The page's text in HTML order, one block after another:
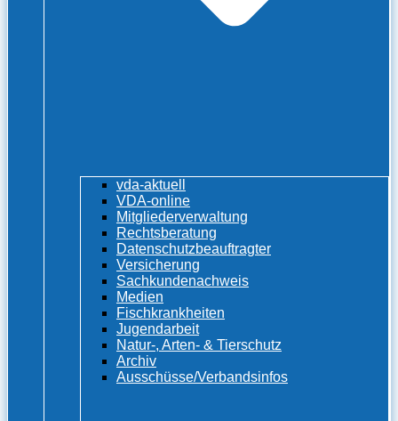
vda-aktuell
VDA-online
Mitgliederverwaltung
Rechtsberatung
Datenschutzbeauftragter
Versicherung
Sachkundenachweis
Medien
Fischkrankheiten
Jugendarbeit
Natur-, Arten- & Tierschutz
Archiv
Ausschüsse/Verbandsinfos